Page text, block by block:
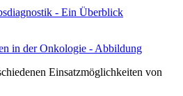
- Ein Überblick
Einsatzmöglichkeiten von